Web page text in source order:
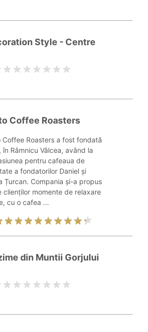
Style - Centre
Coffee Roasters
Coffee Roasters a fost fondată
în Râmnicu Vâlcea, având la
pentru cafeaua de
a fondatorilor Daniel și
Țurcan. Compania și-a propus
clienților momente de relaxare
cu o cafea ...
din Muntii Gorjului